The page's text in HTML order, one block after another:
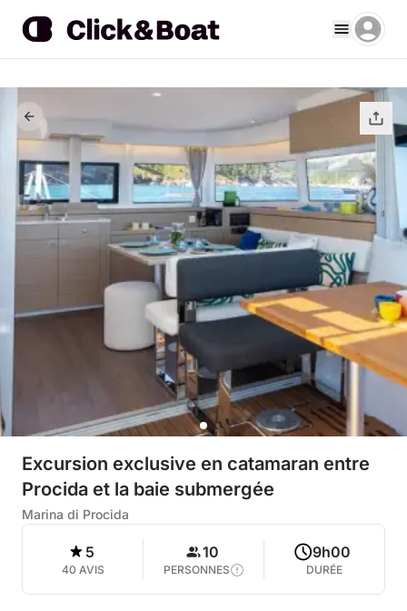
Excursion exclusive en catamaran entre
Procida et la baie submergée
Marina di Procida
5
40 AVIS
10
PERSONNES
9h00
DURÉE